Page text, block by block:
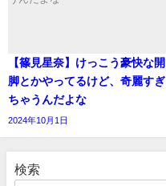
【篠見星奈】けっこう豪快な開
脚とかやってるけど、奇麗すぎ
ちゃうんだよな
2024年10月1日
検索